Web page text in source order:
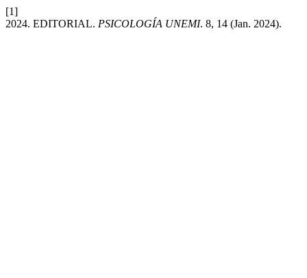
[1]
2024. EDITORIAL. PSICOLOGÍA UNEMI. 8, 14 (Jan. 2024).